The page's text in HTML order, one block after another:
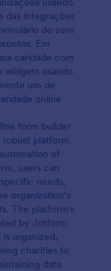
das integrações
do zero
Em
caridade com
widgets usando
um de
online
form builder
platform
of
users can
needs,
organization's
The platform's
by Jotform
organized,
charities to
data